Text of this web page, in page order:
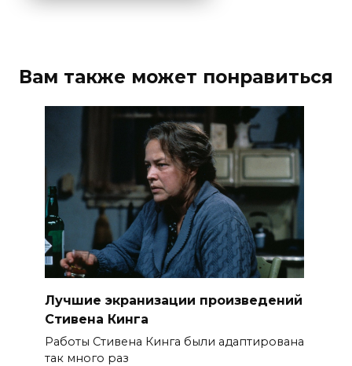
Вам также может понравиться
Лучшие экранизации произведений
Стивена Кинга
Работы Стивена Кинга были адаптирована
так много раз